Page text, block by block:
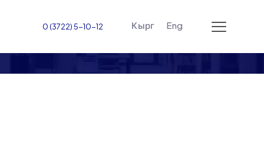
0 (3722) 5-10-12 Кырг Eng
Преподаватели ЖАМУ